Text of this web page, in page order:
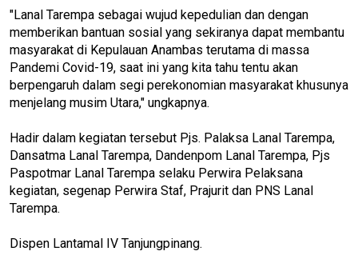
"Lanal Tarempa sebagai wujud kepedulian dan dengan
memberikan bantuan sosial yang sekiranya dapat membantu
masyarakat di Kepulauan Anambas terutama di massa
Pandemi Covid-19, saat ini yang kita tahu tentu akan
berpengaruh dalam segi perekonomian masyarakat khusunya
menjelang musim Utara," ungkapnya.
Hadir dalam kegiatan tersebut Pjs. Palaksa Lanal Tarempa,
Dansatma Lanal Tarempa, Dandenpom Lanal Tarempa, Pjs
Paspotmar Lanal Tarempa selaku Perwira Pelaksana
kegiatan, segenap Perwira Staf, Prajurit dan PNS Lanal
Tarempa.
Dispen Lantamal IV Tanjungpinang.